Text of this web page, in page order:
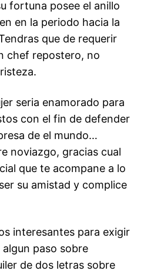
fortuna posee el anillo
en la periodo hacia la
que de requerir
chef repostero, no
seri­a enamorado para
con el fin de defender
de el mundo…
noviazgo, gracias cual
que te acompane a lo
su amistad y complice
interesantes para exigir
algun paso sobre
de dos letras sobre